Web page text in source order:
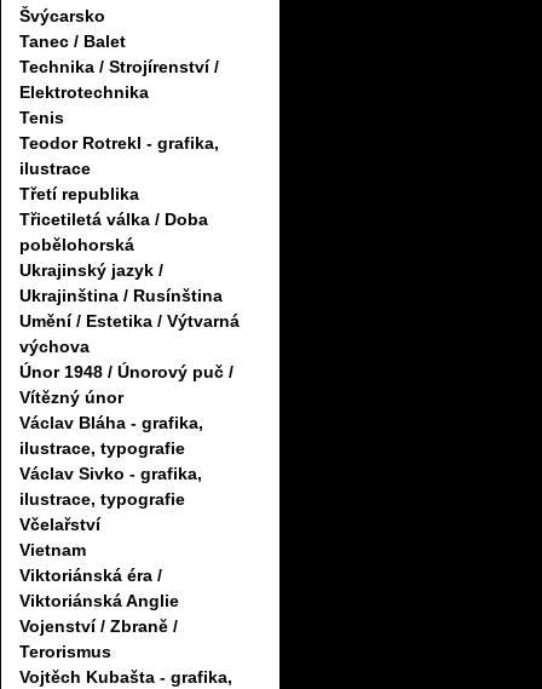
Švýcarsko
Tanec / Balet
Technika / Strojírenství /
Elektrotechnika
Tenis
Teodor Rotrekl - grafika,
ilustrace
Třetí republika
Třicetiletá válka / Doba
pobělohorská
Ukrajinský jazyk /
Ukrajinština / Rusínština
Umění / Estetika / Výtvarná
výchova
Únor 1948 / Únorový puč /
Vítězný únor
Václav Bláha - grafika,
ilustrace, typografie
Václav Sivko - grafika,
ilustrace, typografie
Včelařství
Vietnam
Viktoriánská éra /
Viktoriánská Anglie
Vojenství / Zbraně /
Terorismus
Vojtěch Kubašta - grafika,